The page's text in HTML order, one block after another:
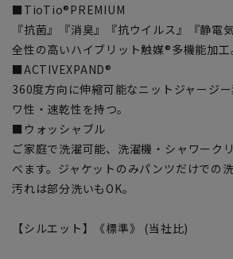
■TioTio®PREMIUM
『抗菌』『消臭』『抗ウイルス』『静電
全性の高いハイブリット触媒®多機能加工
■ACTIVEXPAND®
360度方向に伸縮可能なニットジャージ
ワ性・速乾性を持つ。
■ウォッシャブル
ご家庭で洗濯可能、洗濯機・シャワーク
べます。ジャケットのみパンツだけでの
汚れは部分洗いもOK。
【シルエット】《標準》 (当社比)